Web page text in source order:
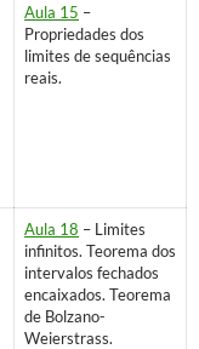
Aula 15 –
Propriedades dos
limites de sequências
reais.
Aula 18 – Limites
infinitos. Teorema dos
intervalos fechados
encaixados. Teorema
de Bolzano-
Weierstrass.